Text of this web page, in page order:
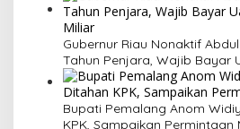
Gubernur Riau Nonaktif
Tahun Penjara, Wajib Bayar
Miliar
Bupati Pemalang Anom
KPK, Sampaikan Permintaan